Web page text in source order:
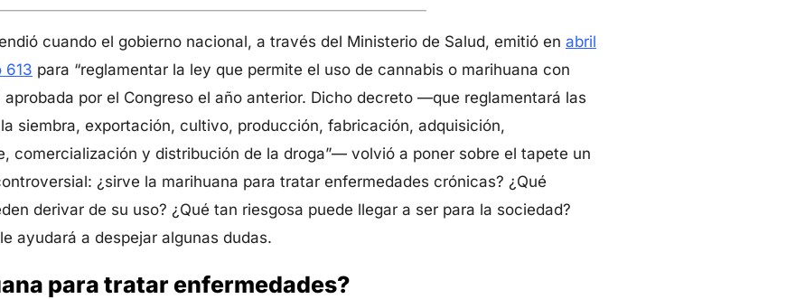
cuando el gobierno nacional, a través del Ministerio de Salud, emitió en abril
613 para “reglamentar la ley que permite el uso de cannabis o marihuana con
aprobada por el Congreso el año anterior. Dicho decreto —que reglamentará las
siembra, exportación, cultivo, producción, fabricación, adquisición,
comercialización y distribución de la droga”— volvió a poner sobre el tapete un
¿sirve la marihuana para tratar enfermedades crónicas? ¿Qué
derivar de su uso? ¿Qué tan riesgosa puede llegar a ser para la sociedad?
ayudará a despejar algunas dudas.
para tratar enfermedades?